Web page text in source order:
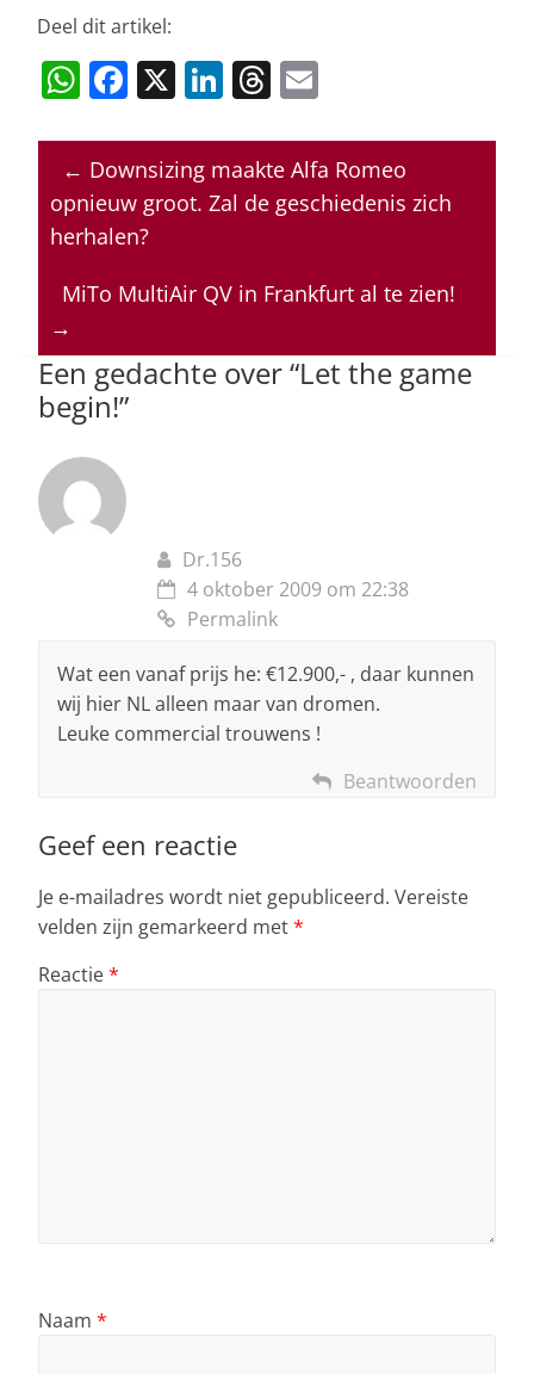
Deel dit artikel:
W
at
s
A
p
F
c
e
b
o
k
X Li
k
e
T
re
a
d
ai
l
← Downsizing maakte Alfa Romeo
opnieuw groot. Zal de geschiedenis zich
herhalen?
MiTo MultiAir QV in Frankfurt al te zien!
→
Een gedachte over “Let the game
begin!”
Dr.156
4 oktober 2009 om 22:38
Permalink
Wat een vanaf prijs he: €12.900,- , daar kunnen
wij hier NL alleen maar van dromen.
Leuke commercial trouwens !
Beantwoorden
Geef een reactie
Je e-mailadres wordt niet gepubliceerd. Vereiste
velden zijn gemarkeerd met*
Reactie*
Naam *